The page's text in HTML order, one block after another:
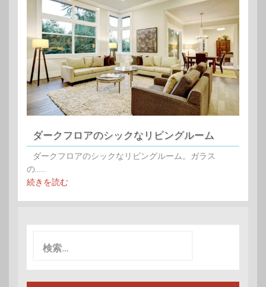
ダークフロアのシックなリビングルーム
ダークフロアのシックなリビングルーム。ガラス
の......
続きを読む